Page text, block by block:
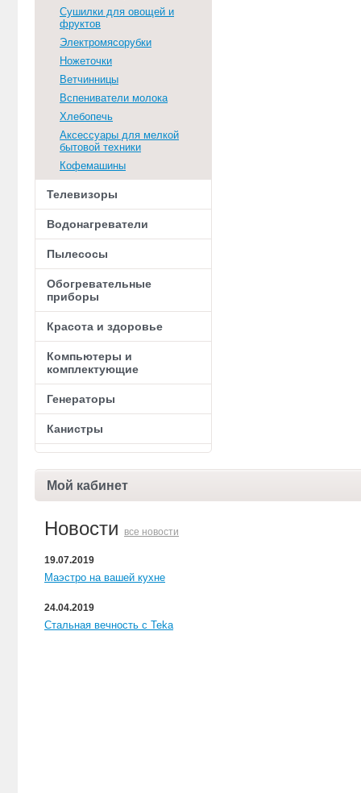
Сушилки для овощей и
фруктов
Электромясорубки
Ножеточки
Ветчинницы
Вспениватели молока
Хлебопечь
Аксессуары для мелкой
бытовой техники
Кофемашины
Телевизоры
Водонагреватели
Пылесосы
Обогревательные
приборы
Красота и здоровье
Компьютеры и
комплектующие
Генераторы
Канистры
Мой кабинет
Новости все новости
19.07.2019
Маэстро на вашей кухне
24.04.2019
Стальная вечность с Teka